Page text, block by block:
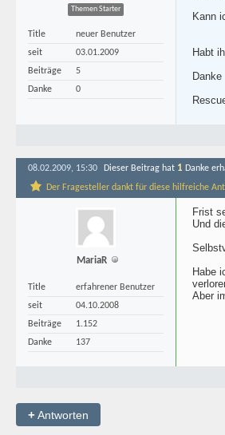
Themen Starter
Title
neuer Benutzer
seit
03.01.2009
Beiträge
5
Danke
0
Kann
Habt
Danke
08.02.2009, 15:30 Dieser Beitrag hat 1 Danke
Der Fragesteller dankt für diese hilfreiche
MariaR
Title
erfahrener Benutzer
seit
04.10.2008
Beiträge
1.152
Danke
137
Frist
Und
Habe
Aber
+Antworten